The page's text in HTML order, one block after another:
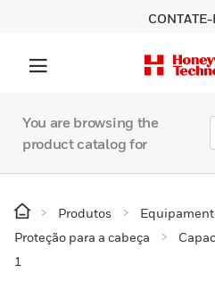
You are browsing the
product catalog for
Produtos
Proteção para a cabeça
1